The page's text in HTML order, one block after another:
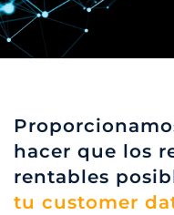
hacer que los
rentables
tu customer